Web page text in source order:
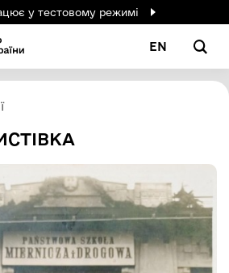
у тестовому режимі
EN